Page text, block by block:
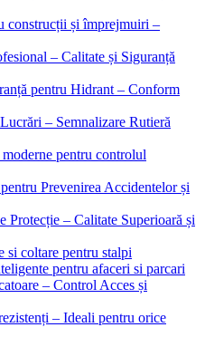
construcții și împrejmuiri –
– Calitate și Siguranță
pentru Hidrant – Conform
– Semnalizare Rutieră
pentru controlul
Prevenirea Accidentelor și
Protecție – Calitate Superioară și
si coltare pentru stalpi
pentru afaceri si parcari
– Control Acces și
– Ideali pentru orice